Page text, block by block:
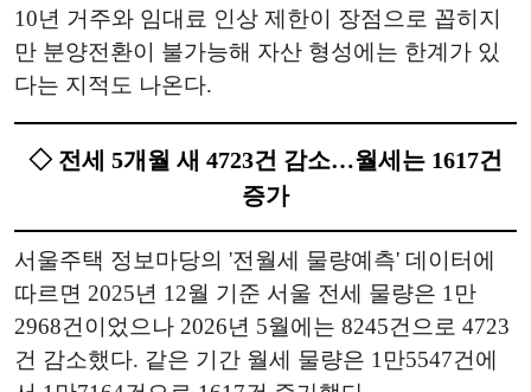
10년 거주와 임대료 인상 제한이 장점으로 꼽히지
만 분양전환이 불가능해 자산 형성에는 한계가 있
다는 지적도 나온다.
◇ 전세 5개월 새 4723건 감소…월세는 1617건
증가
서울주택 정보마당의 '전월세 물량예측' 데이터에
따르면 2025년 12월 기준 서울 전세 물량은 1만
2968건이었으나 2026년 5월에는 8245건으로 4723
건 감소했다. 같은 기간 월세 물량은 1만5547건에